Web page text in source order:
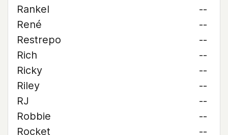
Rankel
--
René
--
Restrepo
--
Rich
--
Ricky
--
Riley
--
RJ
--
Robbie
--
Rocket
--